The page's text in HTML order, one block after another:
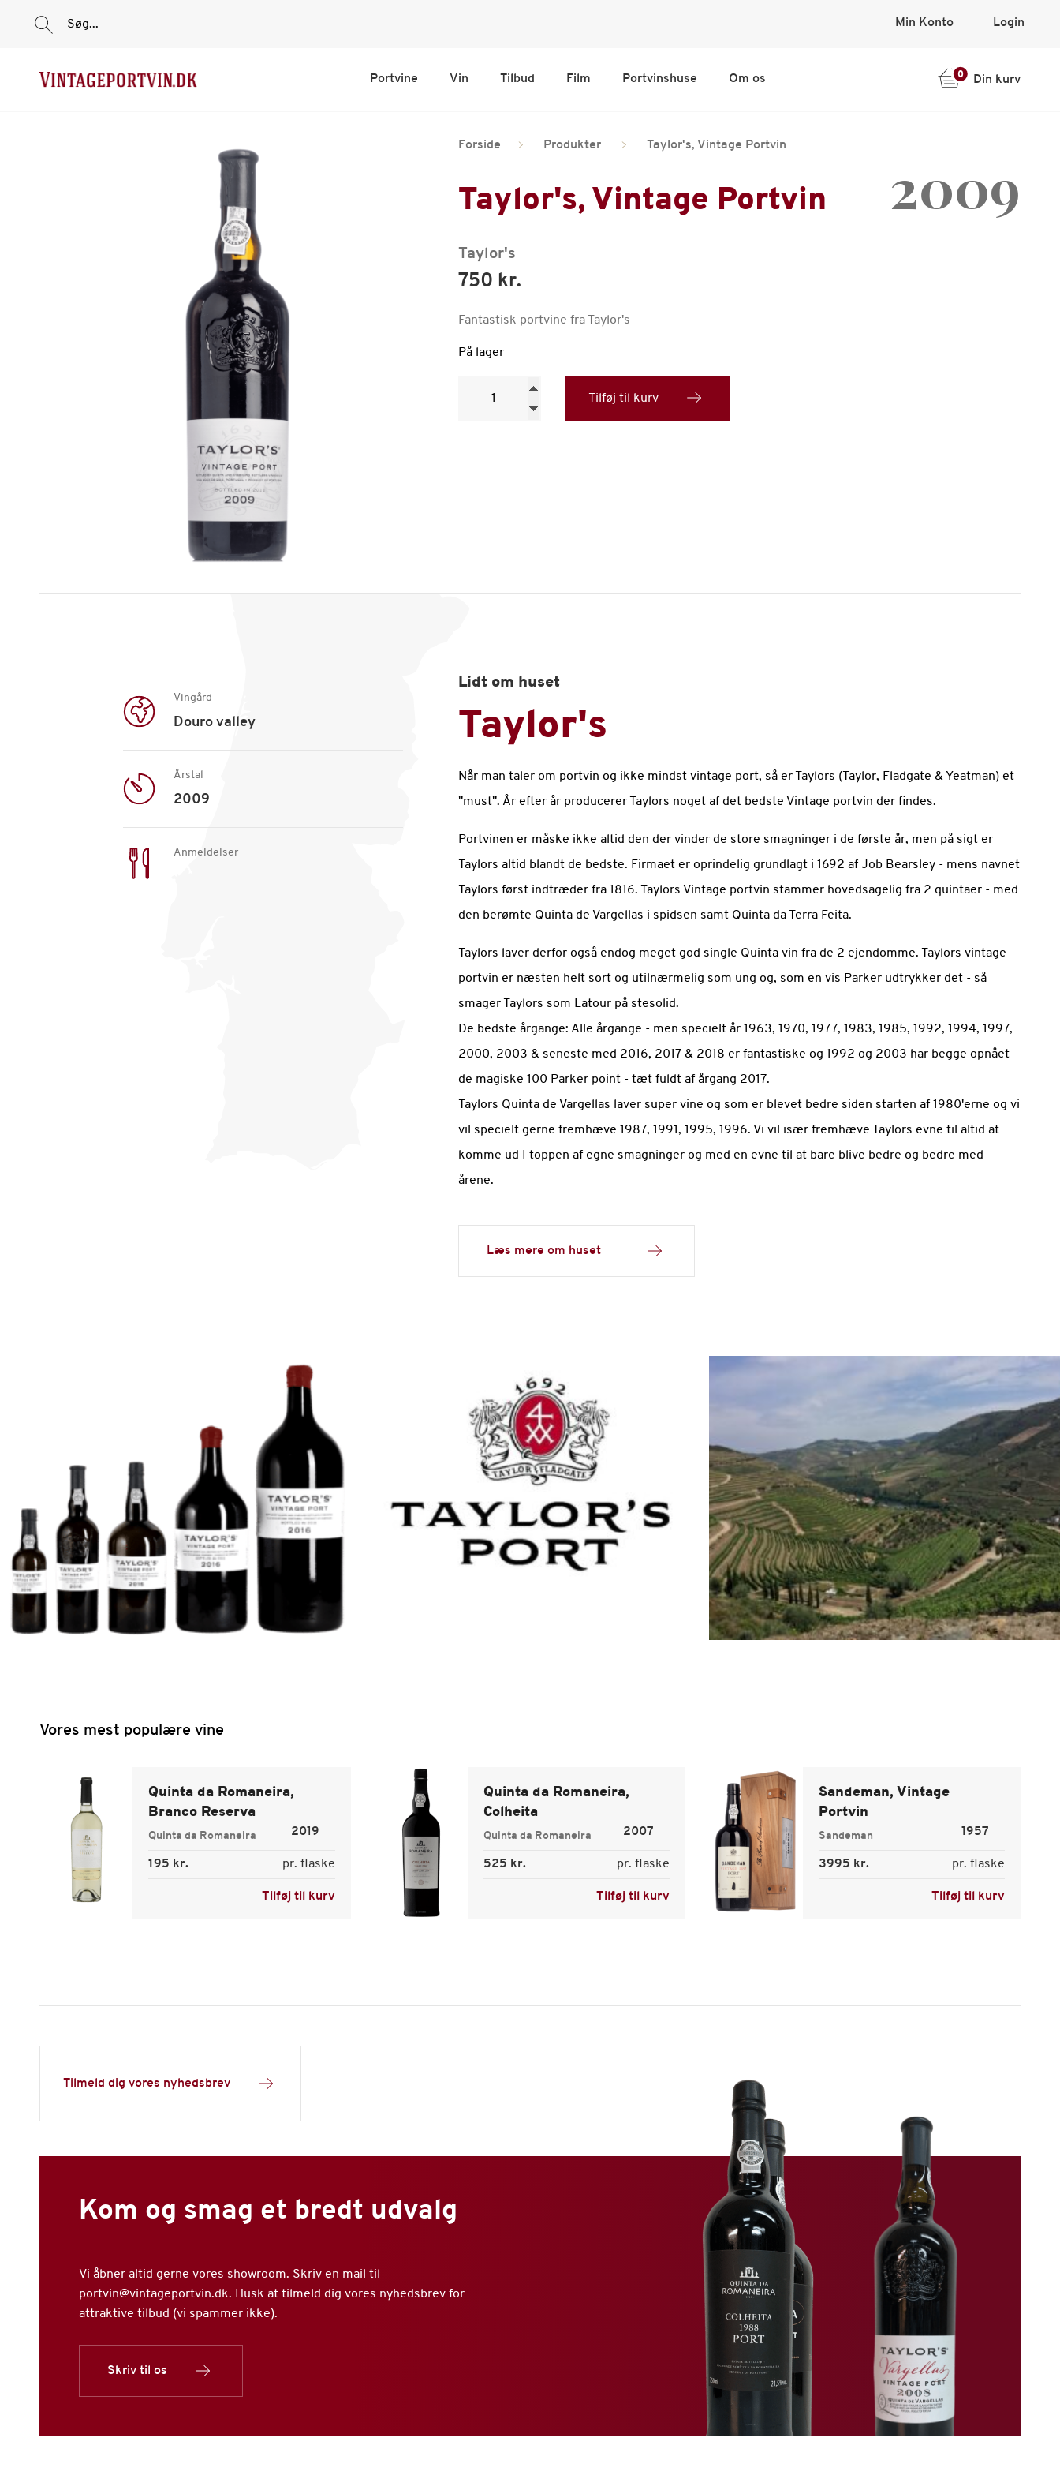
Søg... Min Konto Login
Portvine Vin Tilbud Film Portvinshuse Om os 0 Din kurv
Forside Produkter Taylor's, Vintage Portvin
Taylor's, Vintage Portvin 2009
Taylor's
750 kr.
Fantastisk portvine fra Taylor's
På lager
vintage
Tilføj til kurv
Vingård
Douro valley
Årstal
2009
Anmeldelser
Lidt om huset
Taylor's
Når man taler om portvin og ikke mindst vintage port, så er Taylors (Taylor, Fladgate & Yeatman) et
"must". År efter år producerer Taylors noget af det bedste Vintage portvin der findes.
Portvinen er måske ikke altid den der vinder de store smagninger i de første år, men på sigt er
Taylors altid blandt de bedste. Firmaet er oprindelig grundlagt i 1692 af Job Bearsley - mens navnet
Taylors først indtræder fra 1816. Taylors Vintage portvin stammer hovedsagelig fra 2 quintaer - med
den berømte Quinta de Vargellas i spidsen samt Quinta da Terra Feita.
Taylors laver derfor også endog meget god single Quinta vin fra de 2 ejendomme. Taylors vintage
portvin er næsten helt sort og utilnærmelig som ung og, som en vis Parker udtrykker det - så
smager Taylors som Latour på stesolid.
De bedste årgange: Alle årgange - men specielt år 1963, 1970, 1977, 1983, 1985, 1992, 1994, 1997,
2000, 2003 & seneste med 2016, 2017 & 2018 er fantastiske og 1992 og 2003 har begge opnået
de magiske 100 Parker point - tæt fuldt af årgang 2017.
Taylors Quinta de Vargellas laver super vine og som er blevet bedre siden starten af 1980'erne og vi
vil specielt gerne fremhæve 1987, 1991, 1995, 1996. Vi vil især fremhæve Taylors evne til altid at
komme ud I toppen af egne smagninger og med en evne til at bare blive bedre og bedre med
årene.
Læs mere om huset
Vores mest populære vine
Quinta da Romaneira,
Branco Reserva
Quinta da Romaneira 2019
195 kr. pr. flaske
Tilføj til kurv
Quinta da Romaneira,
Colheita
Quinta da Romaneira 2007
525 kr. pr. flaske
Tilføj til kurv
Sandeman, Vintage
Portvin
Sandeman 1957
3995 kr. pr. flaske
Tilføj til kurv
Tilmeld dig vores nyhedsbrev
Kom og smag et bredt udvalg
Vi åbner altid gerne vores showroom. Skriv en mail til
portvin@vintageportvin.dk. Husk at tilmeld dig vores nyhedsbrev for
attraktive tilbud (vi spammer ikke).
Skriv til os